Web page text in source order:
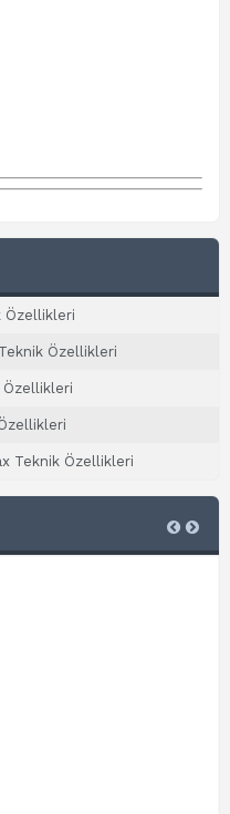
Özellikleri
Özellikleri
Özellikleri
Teknik Özellikleri